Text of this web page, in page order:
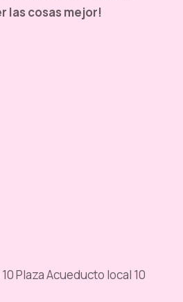
las cosas mejor!
Plaza Acueducto local 10